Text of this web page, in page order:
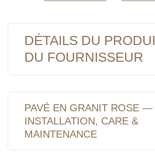
DÉTAILS DU
DU FOURNISSEUR
PAVÉ EN GRANIT ROSE —
INSTALLATION, CARE &
MAINTENANCE